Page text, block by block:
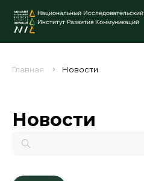
Национальный Исследовательский
Институт Развития Коммуникаций
Главная Новости
Новости